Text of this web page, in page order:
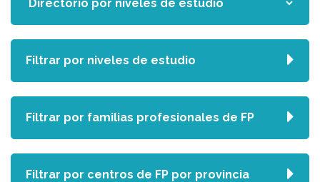
Filtrar por niveles de estudio
Filtrar por familias profesionales de FP
Filtrar por centros de FP por provincia